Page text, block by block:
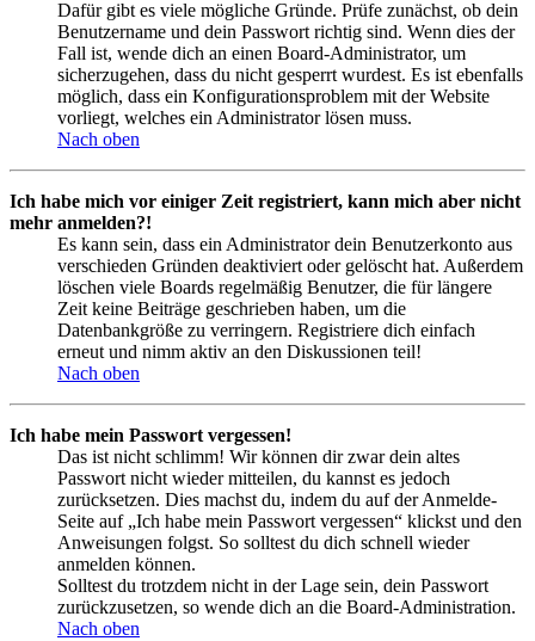
Dafür gibt es viele mögliche Gründe. Prüfe zunächst, ob dein
Benutzername und dein Passwort richtig sind. Wenn dies der
Fall ist, wende dich an einen Board-Administrator, um
sicherzugehen, dass du nicht gesperrt wurdest. Es ist ebenfalls
möglich, dass ein Konfigurationsproblem mit der Website
vorliegt, welches ein Administrator lösen muss.
Nach oben
Ich habe mich vor einiger Zeit registriert, kann mich aber nicht
mehr anmelden?!
Es kann sein, dass ein Administrator dein Benutzerkonto aus
verschieden Gründen deaktiviert oder gelöscht hat. Außerdem
löschen viele Boards regelmäßig Benutzer, die für längere
Zeit keine Beiträge geschrieben haben, um die
Datenbankgröße zu verringern. Registriere dich einfach
erneut und nimm aktiv an den Diskussionen teil!
Nach oben
Ich habe mein Passwort vergessen!
Das ist nicht schlimm! Wir können dir zwar dein altes
Passwort nicht wieder mitteilen, du kannst es jedoch
zurücksetzen. Dies machst du, indem du auf der Anmelde-
Seite auf „Ich habe mein Passwort vergessen“ klickst und den
Anweisungen folgst. So solltest du dich schnell wieder
anmelden können.
Solltest du trotzdem nicht in der Lage sein, dein Passwort
zurückzusetzen, so wende dich an die Board-Administration.
Nach oben